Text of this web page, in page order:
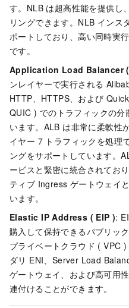
す。NLB は超高性能を提供し
リングできます。NLB インス
ポートしており、高い同時実
です。
Application Load Balancer
ンレイヤーで実行される
HTTP、HTTPS、および
QUIC ) でのトラフィックの分
います。ALB は非常に柔軟性
イヤー 7 トラフィックを処理
ングをサポートしています。
ービスと緊密に統合されてお
ティブ Ingress ゲートウェイ
います。
Elastic IP Address ( EIP ):
購入して保持できるパブリッ
プライベートクラウド ( VPC
ダリ ENI、Server Load
ゲートウェイ、および高可用
連付けることができます。